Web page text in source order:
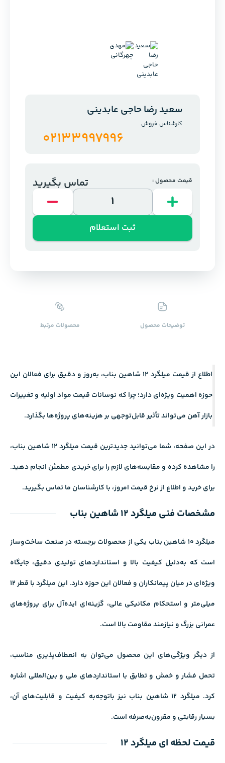
سعید رضا حاجی عابدینی
کارشناس فروش
02133997996
قیمت محصول : تماس بگیرید
ثبت استعلام
توضیحات محصول محصولات ‌مرتبط
اطلاع از قیمت میلگرد 12 شاهین بناب، به‌روز و دقیق برای فعالان این
حوزه اهمیت ویژه‌ای دارد؛ چرا که نوسانات قیمت مواد اولیه و تغییرات
بازار آهن می‌تواند تأثیر قابل‌توجهی بر هزینه‌های پروژه‌ها بگذارد.
در این صفحه، شما می‌توانید جدیدترین قیمت میلگرد 12 شاهین بناب،
را مشاهده کرده و مقایسه‌های لازم را برای خریدی مطمئن انجام دهید.
برای خرید و اطلاع از نرخ قیمت امروز، با کارشناسان ما تماس بگیرید.
مشخصات فنی میلگرد 12 شاهین بناب
میلگرد 10 شاهین بناب یکی از محصولات برجسته در صنعت ساخت‌وساز
است که به‌دلیل کیفیت بالا و استانداردهای تولیدی دقیق، جایگاه
ویژه‌ای در میان پیمانکاران و فعالان این حوزه دارد. این میلگرد با قطر 12
میلی‌متر و استحکام مکانیکی عالی، گزینه‌ای ایده‌آل برای پروژه‌های
عمرانی بزرگ و نیازمند مقاومت بالا است.
از دیگر ویژگی‌های این محصول می‌توان به انعطاف‌پذیری مناسب،
تحمل فشار و خمش و تطابق با استانداردهای ملی و بین‌المللی اشاره
کرد. میلگرد 12 شاهین بناب نیز باتوجه‌به کیفیت و قابلیت‌های آن،
بسیار رقابتی و مقرون‌به‌صرفه است.
قیمت لحظه ای میلگرد 12